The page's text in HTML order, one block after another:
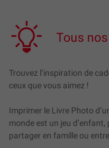
Tous
Trouvez l’inspiration de
ceux que vous aimez !
Imprimer le Livre Photo
monde est un jeu
partager en famille ou